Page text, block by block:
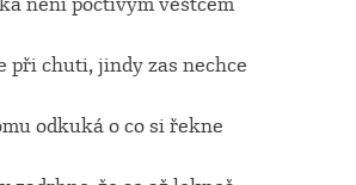
při chuti, jindy zas nechce
odkuká o co si řekne